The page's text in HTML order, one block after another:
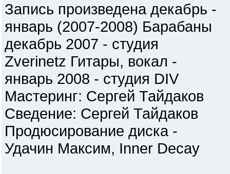
Запись произведена декабрь -
январь (2007-2008) Барабаны
декабрь 2007 - студия
Zverinetz Гитары, вокал -
январь 2008 - студия DIV
Мастеринг: Сергей Тайдаков
Сведение: Сергей Тайдаков
Продюсирование диска -
Удачин Максим, Inner Decay